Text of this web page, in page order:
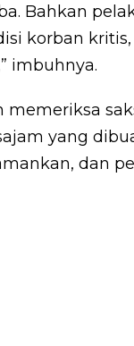
Bahkan
korban
imbuhnya.
yang
dan